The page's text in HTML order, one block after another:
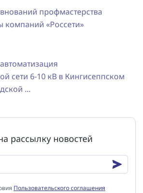
электроснабжения
кВ
защиты и автоматики
об аварийных событиях
емкостных токов
профмастерства
компаний «Россети»
сети 6-10 кВ в Кингисеппском
...
рассылку новостей
Пользовательского соглашения